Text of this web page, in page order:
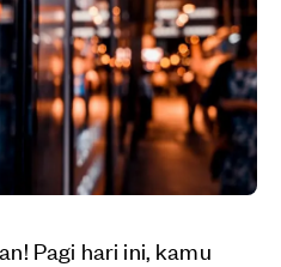
Pagi hari ini, kamu